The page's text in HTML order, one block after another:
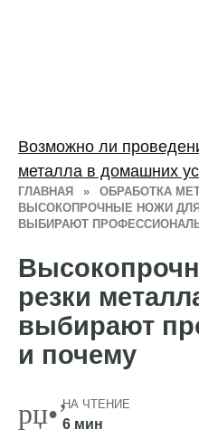
ГЛАВНАЯ » ОБРАБОТКА
ВЫСОКОПРОЧНЫЕ НОЖИ
ВЫБИРАЮТ
резки
выбирают
и почему
НА ЧТЕНИЕ
6 мин
Возможно ли
металла в домашних